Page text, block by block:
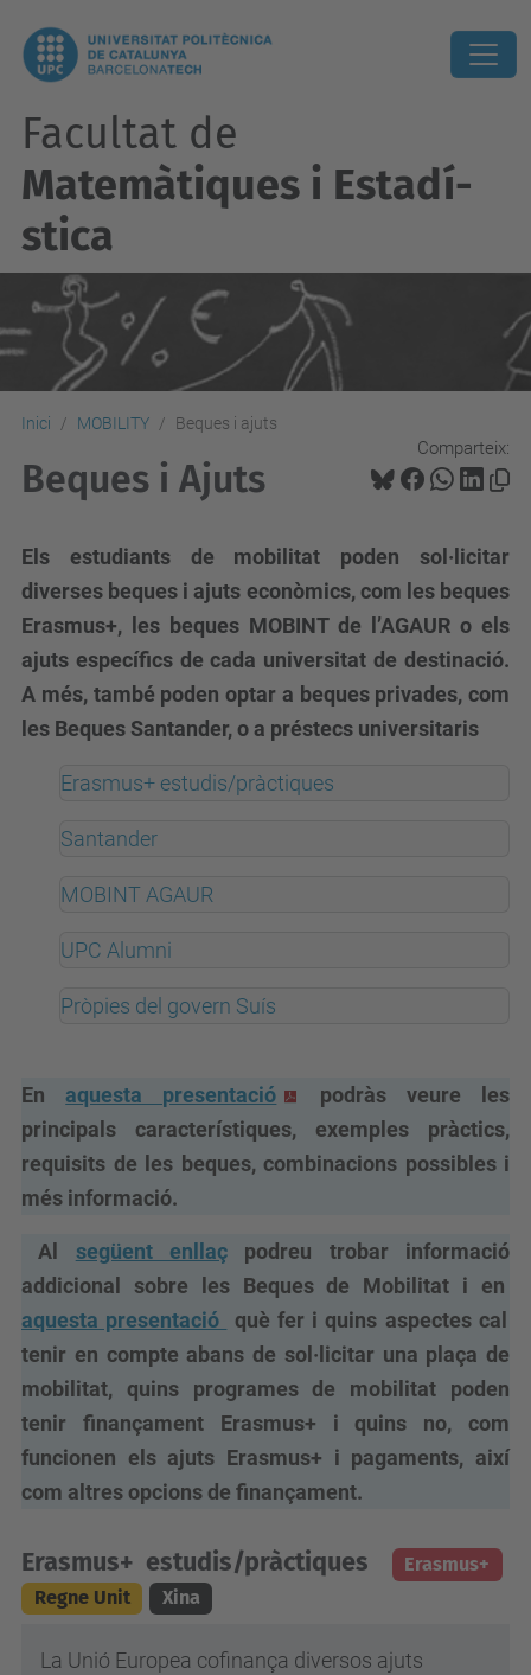
Facultat de
Matemàtiques i Estadí­
stica
Inici MOBILITY Beques i ajuts
Comparteix:
Beques i Ajuts
Els estudiants de mobilitat poden sol·licitar
diverses beques i ajuts econòmics, com les beques
Erasmus+, les beques MOBINT de l’AGAUR o els
ajuts específics de cada universitat de destinació.
A més, també poden optar a beques privades, com
les Beques Santander, o a préstecs universitaris
Erasmus+ estudis/pràctiques
Santander
MOBINT AGAUR
UPC Alumni
Pròpies del govern Suís
En aquesta presentació
podràs veure les
principals característiques, exemples pràctics,
requisits de les beques, combinacions possibles i
més informació.
Al següent enllaç podreu trobar informació
addicional sobre les Beques de Mobilitat i en
aquesta presentació
què fer i quins aspectes cal
tenir en compte abans de sol·licitar una plaça de
mobilitat, quins programes de mobilitat poden
tenir finançament Erasmus+ i quins no, com
funcionen els ajuts Erasmus+ i pagaments, així
com altres opcions de finançament.
Erasmus+ estudis/pràctiques
Erasmus+
Regne Unit
Xina
La Unió Europea cofinança diversos ajuts